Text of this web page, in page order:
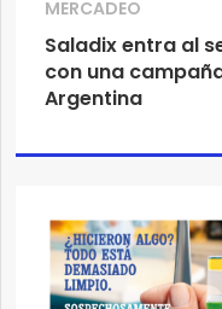
MERCADEO
Saladix entra al
con una
Argentina